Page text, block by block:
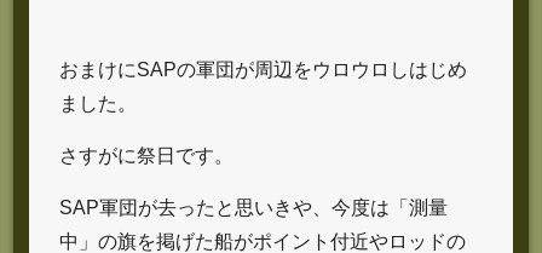
おまけにSAPの軍団が周辺をウロウロしはじめ
ました。
さすがに祭日です。
SAP軍団が去ったと思いきや、今度は「測量
中」の旗を掲げた船がポイント付近やロッドの